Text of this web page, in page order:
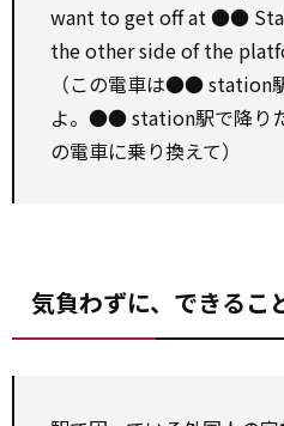
want toget offat ●●
the otherside of the
（この電車は●● station
よ。●● station駅で降り
の電車に乗り換えて）
気負わずに、できるこ